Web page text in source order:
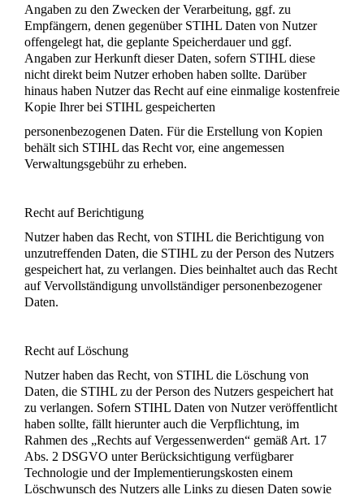
Angaben zu den Zwecken der Verarbeitung, ggf. zu
Empfängern, denen gegenüber STIHL Daten von Nutzer
offengelegt hat, die geplante Speicherdauer und ggf.
Angaben zur Herkunft dieser Daten, sofern STIHL diese
nicht direkt beim Nutzer erhoben haben sollte. Darüber
hinaus haben Nutzer das Recht auf eine einmalige kostenfreie
Kopie Ihrer bei STIHL gespeicherten
personenbezogenen Daten. Für die Erstellung von Kopien
behält sich STIHL das Recht vor, eine angemessen
Verwaltungsgebühr zu erheben.
Recht auf Berichtigung
Nutzer haben das Recht, von STIHL die Berichtigung von
unzutreffenden Daten, die STIHL zu der Person des Nutzers
gespeichert hat, zu verlangen. Dies beinhaltet auch das Recht
auf Vervollständigung unvollständiger personenbezogener
Daten.
Recht auf Löschung
Nutzer haben das Recht, von STIHL die Löschung von
Daten, die STIHL zu der Person des Nutzers gespeichert hat
zu verlangen. Sofern STIHL Daten von Nutzer veröffentlicht
haben sollte, fällt hierunter auch die Verpflichtung, im
Rahmen des „Rechts auf Vergessenwerden“ gemäß Art. 17
Abs. 2 DSGVO unter Berücksichtigung verfügbarer
Technologie und der Implementierungskosten einem
Löschwunsch des Nutzers alle Links zu diesen Daten sowie